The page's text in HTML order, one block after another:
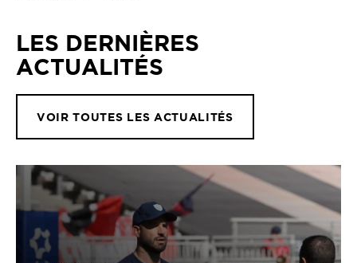
LES DERNIÈRES
ACTUALITÉS
VOIR TOUTES LES ACTUALITÉS